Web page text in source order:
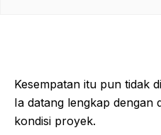
Kesempatan itu pun tidak
Ia datang lengkap dengan
kondisi proyek.